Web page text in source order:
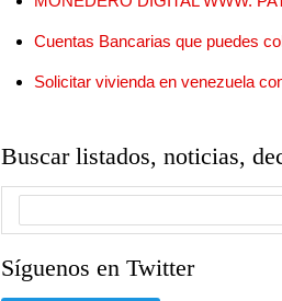
Cuentas Bancarias que puedes
Solicitar vivienda en venezuela
Buscar listados, noticias,
Síguenos en Twitter